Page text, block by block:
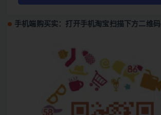
手机端购买实：打开手机淘宝扫描下方二维码